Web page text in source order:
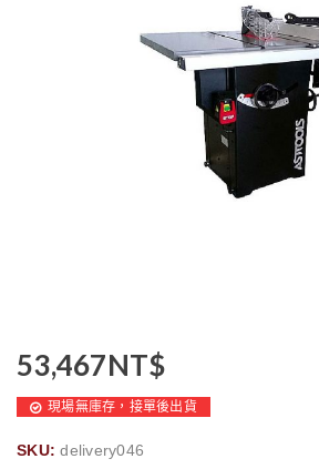
53,467NT$
現場無庫存，接單後出貨
SKU:delivery046